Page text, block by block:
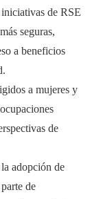
de RSE
seguras,
a beneficios
a mujeres y
de
adopción de
de